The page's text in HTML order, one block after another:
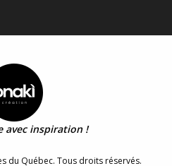
avec inspiration !
du Québec. Tous droits réservés.